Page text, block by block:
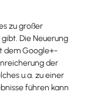
zu großer
Die Neuerung
dem Google+-
der
u.a. zu einer
führen kann